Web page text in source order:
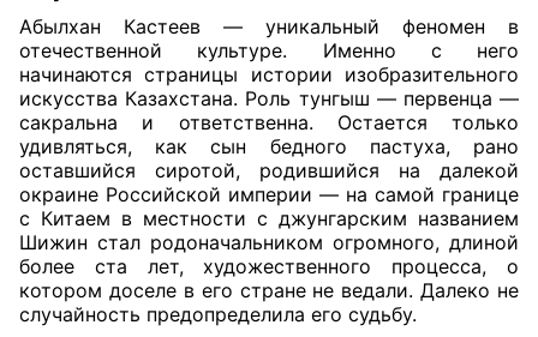
Абылхан Кастеев — уникальный феномен в
отечественной культуре. Именно с него
начинаются страницы истории изобразительного
искусства Казахстана. Роль тунгыш — первенца —
сакральна и ответственна. Остается только
удивляться, как сын бедного пастуха, рано
оставшийся сиротой, родившийся на далекой
окраине Российской империи — на самой границе
с Китаем в местности с джунгарским названием
Шижин стал родоначальником огромного, длиной
более ста лет, художественного процесса, о
котором доселе в его стране не ведали. Далеко не
случайность предопределила его судьбу.